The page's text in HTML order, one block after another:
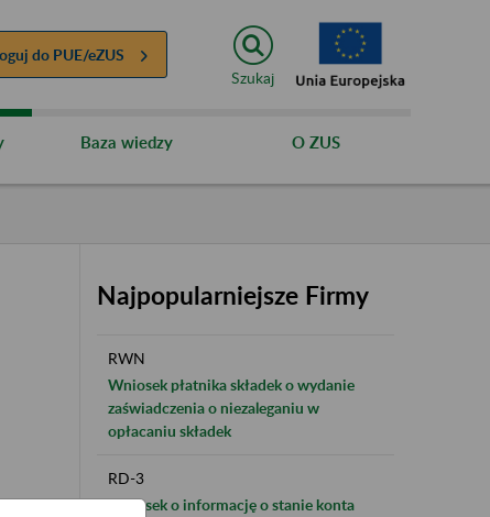
do PUE/eZUS
Szukaj
Baza wiedzy O ZUS
Najpopularniejsze Firmy
RWN
Wniosek płatnika składek o wydanie
zaświadczenia o niezaleganiu w
opłacaniu składek
RD-3
Wniosek o informację o stanie konta